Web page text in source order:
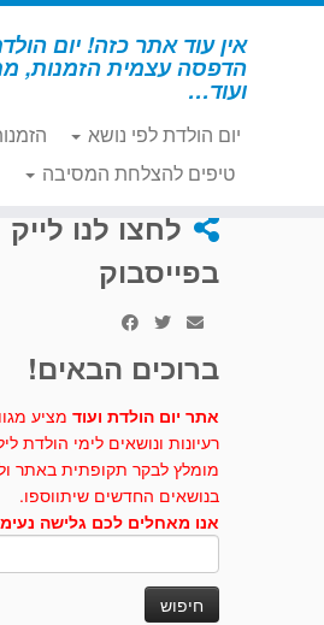
דלג
אין עוד אתר כזה! יום
הדפסה עצמית הזמנות,
ועוד…
יום הולדת לפי נושא
טיפים להצלחת המסיבה
דף הבית » עוגת כובע קש
לחצו לנו לייק
בפייסבוק
ברוכים הבאים!
אתר יום הולדת ועוד מציע
רעיונות ונושאים לימי הולדת
מומלץ לבקר תקופתית באתר
בנושאים החדשים שיתווספו.
אנו מאחלים לכם גלישה